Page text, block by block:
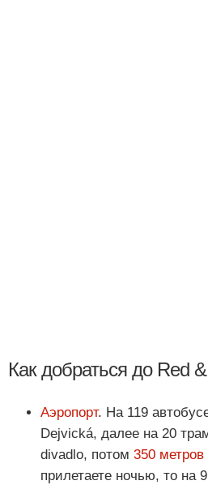
Как добраться до Red
Аэропорт. На 119
Dejvická, далее на 20
divadlo, потом 350 метров
прилетаете ночью, то на